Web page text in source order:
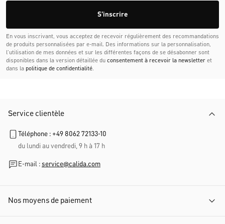
S'inscrire
En vous inscrivant, vous acceptez de recevoir régulièrement des recommandations
de produits personnalisées par e-mail. Des informations sur la personnalisation,
l’utilisation de mes données et sur les différentes façons de se désabonner sont
disponibles dans la version détaillée du consentement à recevoir la newsletter et
dans la politique de confidentialité.
Service clientèle
Téléphone : +49 8062 72133-10
du lundi au vendredi, 9 h à 17 h
E-mail : service@calida.com
Nos moyens de paiement